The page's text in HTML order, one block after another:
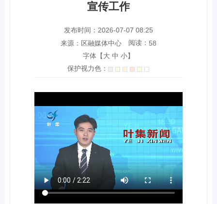
宣传工作
发布时间：2026-07-07 08:25
来源：区融媒体中心
阅读： 58
字体【大 中 小】
保护视力色：